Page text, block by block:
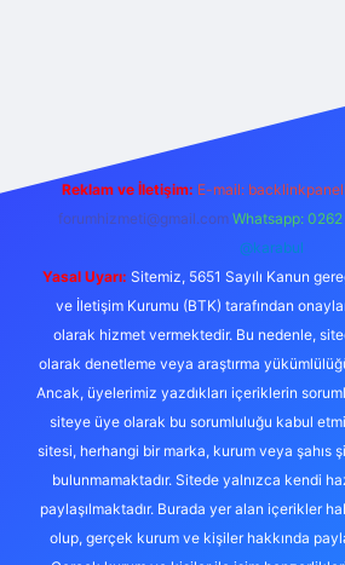
Reklam ve İletişim: E-mail:
forumhizmeti@gmail.com Whatsapp:
@karabul
Yasal Uyarı: Sitemiz, 5651 Sayılı Kanun
ve İletişim Kurumu (BTK) tarafından
olarak hizmet vermektedir. Bu nedenle,
olarak denetleme veya araştırma
Ancak, üyelerimiz yazdıkları içeriklerin
siteye üye olarak bu sorumluluğu kabul
sitesi, herhangi bir marka, kurum veya şahıs
bulunmamaktadır. Sitede yalnızca kendi
paylaşılmaktadır. Burada yer alan içerikler
olup, gerçek kurum ve kişiler hakkında